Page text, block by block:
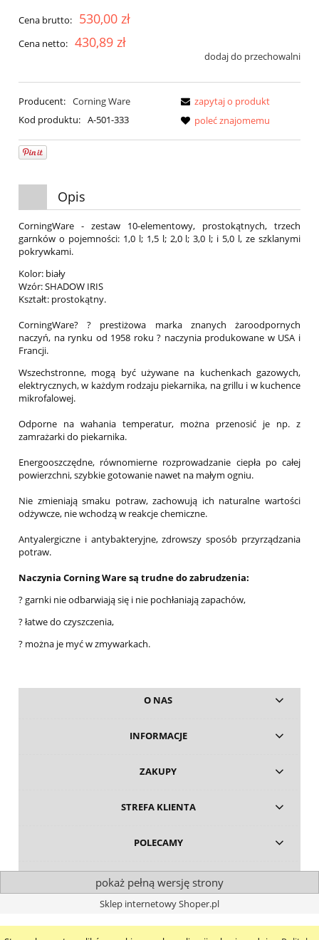
Cena brutto: 530,00 zł
Cena netto: 430,89 zł
dodaj do przechowalni
Producent: Corning Ware
Kod produktu: A-501-333
zapytaj o produkt
poleć znajomemu
Opis
CorningWare - zestaw 10-elementowy, prostokątnych, trzech
garnków o pojemności: 1,0 l; 1,5 l; 2,0 l; 3,0 l; i 5,0 l, ze szklanymi
pokrywkami.
Kolor: biały
Wzór: SHADOW IRIS
Kształt: prostokątny.
CorningWare? ? prestiżowa marka znanych żaroodpornych
naczyń, na rynku od 1958 roku ? naczynia produkowane w USA i
Francji.
Wszechstronne, mogą być używane na kuchenkach gazowych,
elektrycznych, w każdym rodzaju piekarnika, na grillu i w kuchence
mikrofalowej.
Odporne na wahania temperatur, można przenosić je np. z
zamrażarki do piekarnika.
Energooszczędne, równomierne rozprowadzanie ciepła po całej
powierzchni, szybkie gotowanie nawet na małym ogniu.
Nie zmieniają smaku potraw, zachowują ich naturalne wartości
odżywcze, nie wchodzą w reakcje chemiczne.
Antyalergiczne i antybakteryjne, zdrowszy sposób przyrządzania
potraw.
Naczynia Corning Ware są trudne do zabrudzenia:
? garnki nie odbarwiają się i nie pochłaniają zapachów,
? łatwe do czyszczenia,
? można je myć w zmywarkach.
O NAS
INFORMACJE
ZAKUPY
STREFA KLIENTA
POLECAMY
pokaż pełną wersję strony
Sklep internetowy Shoper.pl